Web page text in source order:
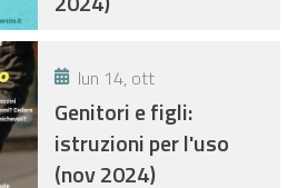
lun 14, ott
Genitori e figli:
istruzioni per l'uso
(nov 2024)